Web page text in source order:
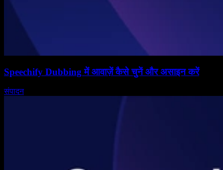
Speechify Dubbing में आवाज़ें कैसे चुनें और असाइन करें
संपादन